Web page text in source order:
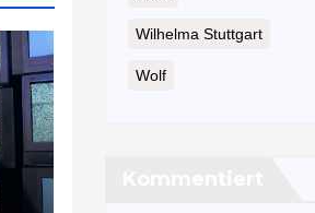
Wilhelma Stuttgart
Wolf